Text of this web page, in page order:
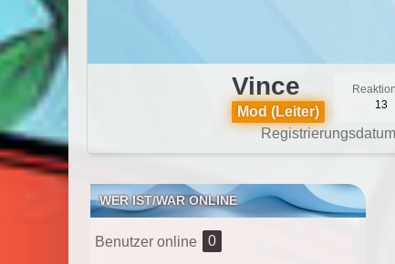
Vince
Mod (Leiter)
13
Registrierungsdatum
WER IST/WAR ONLINE
Benutzer online 0